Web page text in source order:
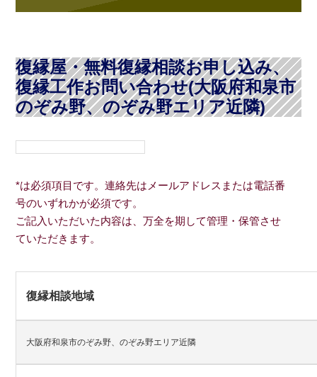
復縁屋・無料復縁相談お申し込み、
復縁工作お問い合わせ(大阪府和泉市
のぞみ野、のぞみ野エリア近隣)
*は必須項目です。連絡先はメールアドレスまたは電話番
号のいずれかが必須です。
ご記入いただいた内容は、万全を期して管理・保管させ
ていただきます。
復縁相談地域
大阪府和泉市のぞみ野、のぞみ野エリア近隣